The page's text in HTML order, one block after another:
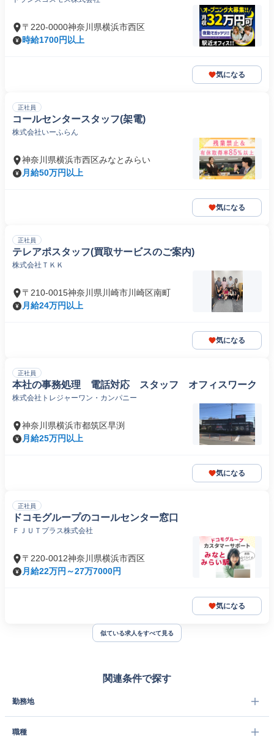
〒220-0000神奈川県横浜市西区
時給1700円以上
気になる
正社員
コールセンタースタッフ(架電)
株式会社いーふらん
神奈川県横浜市西区みなとみらい
月給50万円以上
気になる
正社員
テレアポスタッフ(買取サービスのご案内)
株式会社ＴＫＫ
〒210-0015神奈川県川崎市川崎区南町
月給24万円以上
気になる
正社員
本社の事務処理 電話対応 スタッフ オフィスワーク
株式会社トレジャーワン・カンパニー
神奈川県横浜市都筑区早渕
月給25万円以上
気になる
正社員
ドコモグループのコールセンター窓口
ＦＪＵＴプラス株式会社
〒220-0012神奈川県横浜市西区
月給22万円～27万7000円
気になる
似ている求人をすべて見る
関連条件で探す
勤務地
職種